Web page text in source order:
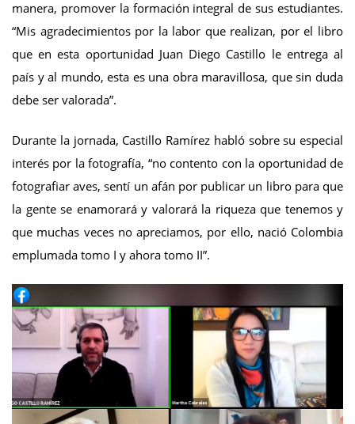
manera, promover la formación integral de sus estudiantes.
“Mis agradecimientos por la labor que realizan, por el libro
que en esta oportunidad Juan Diego Castillo le entrega al
país y al mundo, esta es una obra maravillosa, que sin duda
debe ser valorada”.
Durante la jornada, Castillo Ramírez habló sobre su especial
interés por la fotografía, “no contento con la oportunidad de
fotografiar aves, sentí un afán por publicar un libro para que
la gente se enamorará y valorará la riqueza que tenemos y
que muchas veces no apreciamos, por ello, nació Colombia
emplumada tomo I y ahora tomo II”.